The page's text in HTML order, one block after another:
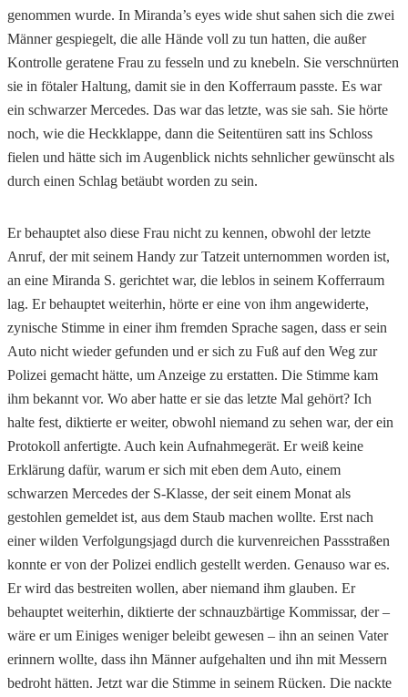
genommen wurde. In Miranda’s eyes wide shut sahen sich die zwei
Männer gespiegelt, die alle Hände voll zu tun hatten, die außer
Kontrolle geratene Frau zu fesseln und zu knebeln. Sie verschnürten
sie in fötaler Haltung, damit sie in den Kofferraum passte. Es war
ein schwarzer Mercedes. Das war das letzte, was sie sah. Sie hörte
noch, wie die Heckklappe, dann die Seitentüren satt ins Schloss
fielen und hätte sich im Augenblick nichts sehnlicher gewünscht als
durch einen Schlag betäubt worden zu sein.
Er behauptet also diese Frau nicht zu kennen, obwohl der letzte
Anruf, der mit seinem Handy zur Tatzeit unternommen worden ist,
an eine Miranda S. gerichtet war, die leblos in seinem Kofferraum
lag. Er behauptet weiterhin, hörte er eine von ihm angewiderte,
zynische Stimme in einer ihm fremden Sprache sagen, dass er sein
Auto nicht wieder gefunden und er sich zu Fuß auf den Weg zur
Polizei gemacht hätte, um Anzeige zu erstatten. Die Stimme kam
ihm bekannt vor. Wo aber hatte er sie das letzte Mal gehört? Ich
halte fest, diktierte er weiter, obwohl niemand zu sehen war, der ein
Protokoll anfertigte. Auch kein Aufnahmegerät. Er weiß keine
Erklärung dafür, warum er sich mit eben dem Auto, einem
schwarzen Mercedes der S-Klasse, der seit einem Monat als
gestohlen gemeldet ist, aus dem Staub machen wollte. Erst nach
einer wilden Verfolgungsjagd durch die kurvenreichen Passstraßen
konnte er von der Polizei endlich gestellt werden. Genauso war es.
Er wird das bestreiten wollen, aber niemand ihm glauben. Er
behauptet weiterhin, diktierte der schnauzbärtige Kommissar, der –
wäre er um Einiges weniger beleibt gewesen – ihn an seinen Vater
erinnern wollte, dass ihn Männer aufgehalten und ihn mit Messern
bedroht hätten. Jetzt war die Stimme in seinem Rücken. Die nackte